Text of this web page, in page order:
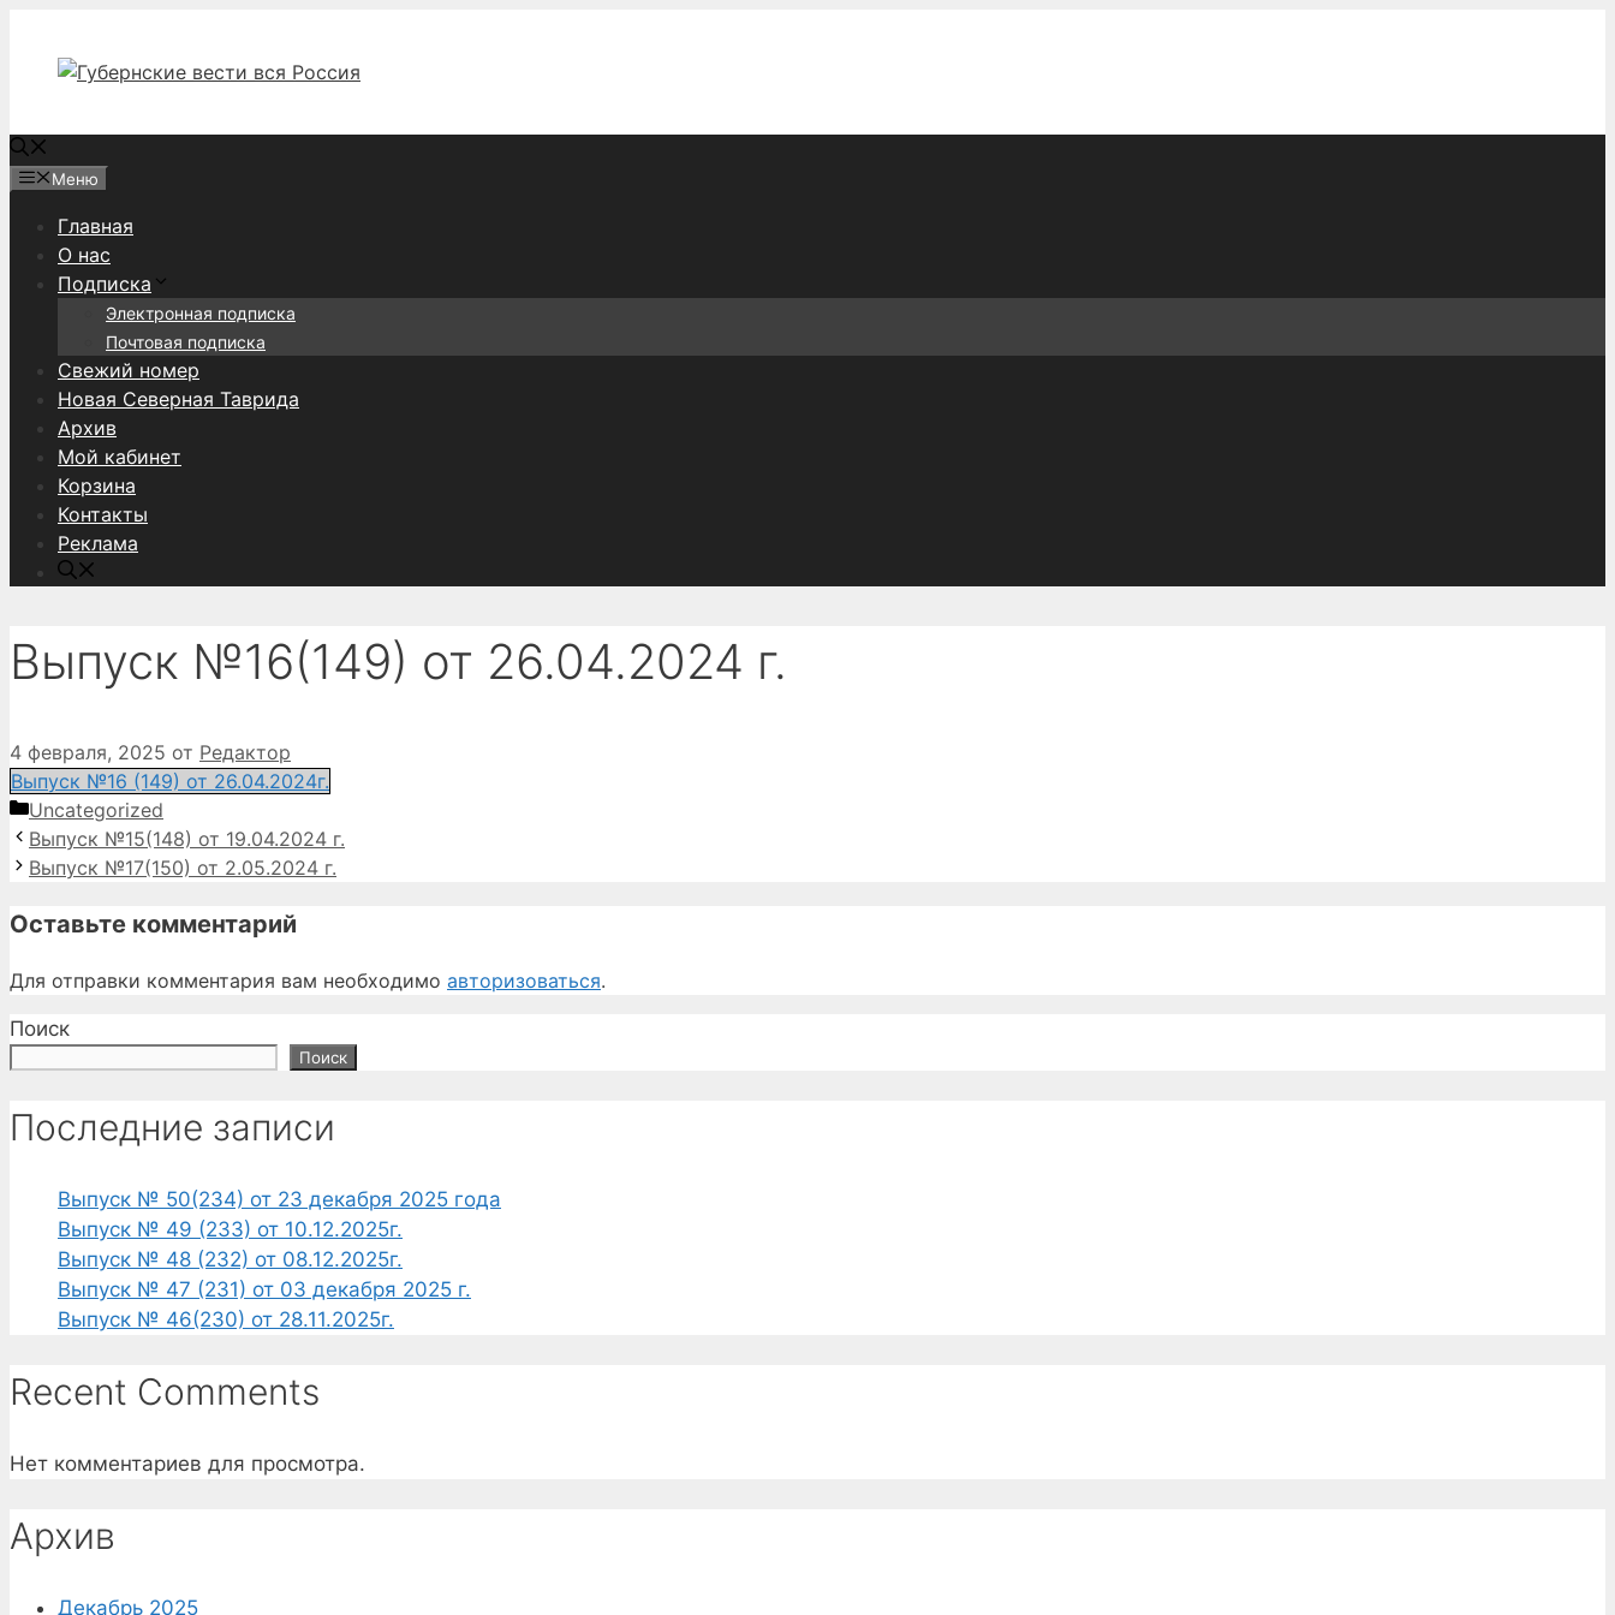
содержимому
Меню
Главная
О нас
Подписка
Электронная подписка
Почтовая подписка
Свежий номер
Новая Северная Таврида
Архив
Мой кабинет
Корзина
Контакты
Реклама
Выпуск №16(149) от 26.04.2024 г.
4 февраля, 2025 от Редактор
Выпуск №16 (149) от 26.04.2024г.
Рубрики
Uncategorized
Выпуск №15(148) от 19.04.2024 г.
Выпуск №17(150) от 2.05.2024 г.
Оставьте комментарий
Для отправки комментария вам необходимо авторизоваться.
Поиск
Поиск
Последние записи
Выпуск № 50(234) от 23 декабря 2025 года
Выпуск № 49 (233) от 10.12.2025г.
Выпуск № 48 (232) от 08.12.2025г.
Выпуск № 47 (231) от 03 декабря 2025 г.
Выпуск № 46(230) от 28.11.2025г.
Recent Comments
Нет комментариев для просмотра.
Архив
Декабрь 2025